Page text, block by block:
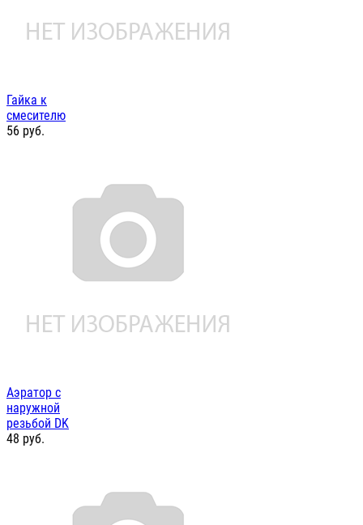
Гайка к
смесителю
56 руб.
Аэратор с
наружной
резьбой DK
48 руб.